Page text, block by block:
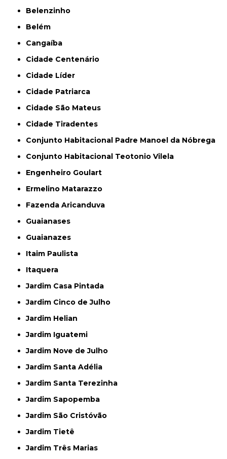
Belenzinho
Belém
Cangaíba
Cidade Centenário
Cidade Líder
Cidade Patriarca
Cidade São Mateus
Cidade Tiradentes
Conjunto Habitacional Padre Manoel da Nóbrega
Conjunto Habitacional Teotonio Vilela
Engenheiro Goulart
Ermelino Matarazzo
Fazenda Aricanduva
Guaianases
Guaianazes
Itaim Paulista
Itaquera
Jardim Casa Pintada
Jardim Cinco de Julho
Jardim Helian
Jardim Iguatemi
Jardim Nove de Julho
Jardim Santa Adélia
Jardim Santa Terezinha
Jardim Sapopemba
Jardim São Cristóvão
Jardim Tietê
Jardim Três Marias